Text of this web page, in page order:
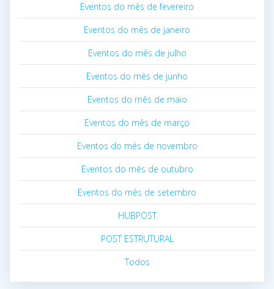
Eventos do mês de fevereiro
Eventos do mês de janeiro
Eventos do mês de julho
Eventos do mês de junho
Eventos do mês de maio
Eventos do mês de março
Eventos do mês de novembro
Eventos do mês de outubro
Eventos do mês de setembro
HUBPOST
POST ESTRUTURAL
Todos